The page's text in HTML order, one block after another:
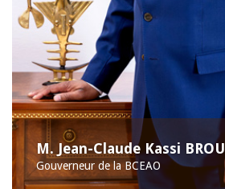
M. Jean-Claude Kassi BROU
Gouverneur de la BCEAO